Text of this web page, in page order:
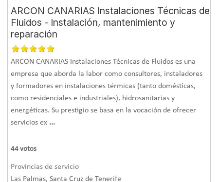
ARCON CANARIAS Instalaciones Técnicas de
Fluidos - Instalación, mantenimiento y
reparación
ARCON CANARIAS Instalaciones Técnicas de Fluidos es una
empresa que aborda la labor como consultores, instaladores
y formadores en instalaciones térmicas (tanto domésticas,
como residenciales e industriales), hidrosanitarias y
energéticas. Su prestigio se basa en la vocación de ofrecer
servicios ex ...
44 votos
Provincias de servicio
Las Palmas, Santa Cruz de Tenerife